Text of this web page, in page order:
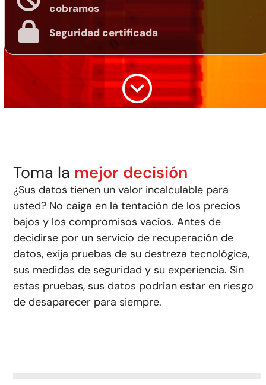
cobramos
Seguridad certificada
Toma la mejor decisión
¿Sus datos tienen un valor incalculable para
usted? No caiga en la tentación de los precios
bajos y los compromisos vacíos. Antes de
decidirse por un servicio de recuperación de
datos, exija pruebas de su destreza tecnológica,
sus medidas de seguridad y su experiencia. Sin
estas pruebas, sus datos podrían estar en riesgo
de desaparecer para siempre.